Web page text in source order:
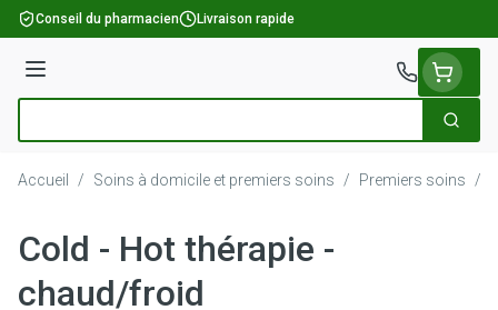
Aller au contenu
Conseil du pharmacien Livraison rapide
Menu
Accueil / Soins à domicile et premiers soins / Premiers soins /
Cold - Hot thérapie -
chaud/froid